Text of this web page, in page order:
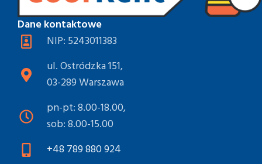
Dane kontaktowe
NIP: 5243011383
ul. Ostródzka 151,
03-289 Warszawa
pn-pt: 8.00-18.00,
sob: 8.00-15.00
+48 789 880 924